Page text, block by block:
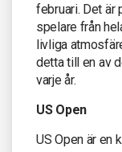
februari. Det är
spelare från
livliga
detta till en av
varje år.
US Open
US Open är en